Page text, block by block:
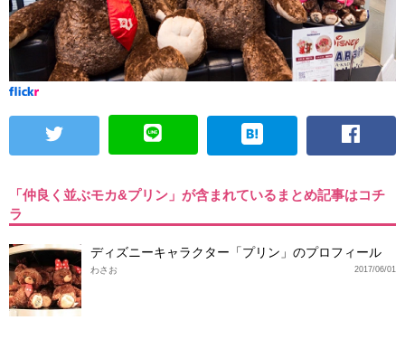
「仲良く並ぶモカ&プリン」が含まれているまとめ記事はコチ
ラ
ディズニーキャラクター「プリン」のプロフィール
2017/06/01
わさお